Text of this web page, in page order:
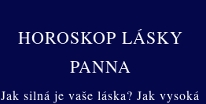
HOROSKOP LÁSKY
PANNA
Jak silná je vaše láska? Jak vysoká